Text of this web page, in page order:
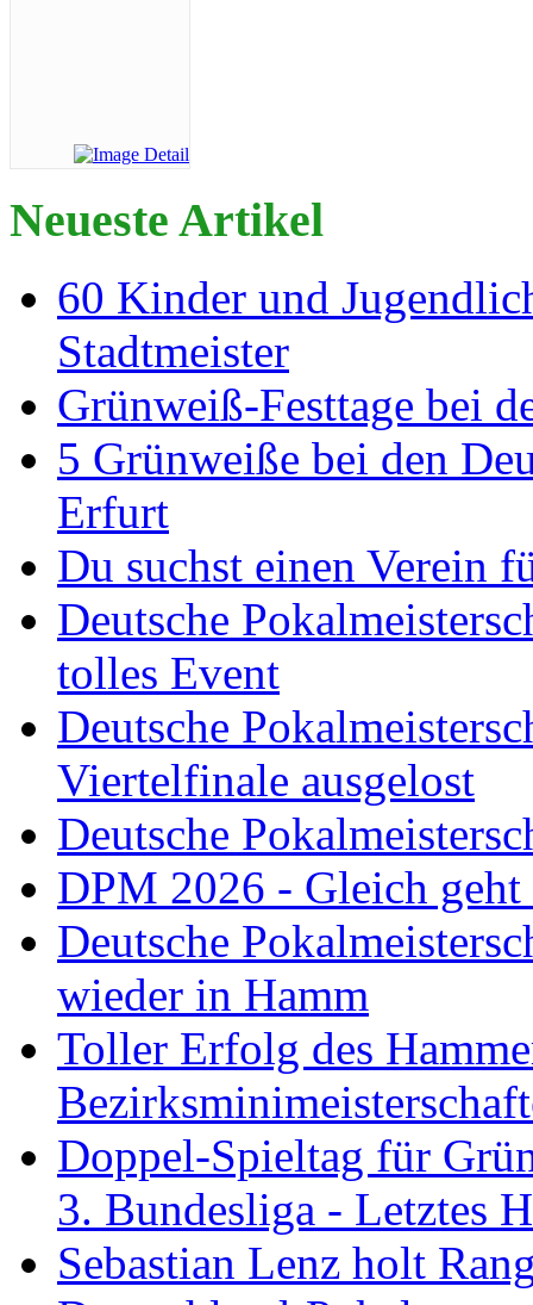
Neueste Artikel
60 Kinder und
Stadtmeister
Grünweiß-Festtage bei
5 Grünweiße bei den
Erfurt
Du suchst einen Verein
Deutsche
tolles Event
Deutsche
Viertelfinale ausgelost
Deutsche
DPM 2026 - Gleich geht
Deutsche
wieder in Hamm
Toller Erfolg des
Doppel-Spieltag für
3. Bundesliga - Letztes
Sebastian Lenz holt